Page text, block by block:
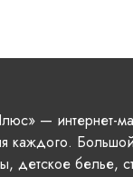
— интернет-
каждого.
детское белье,